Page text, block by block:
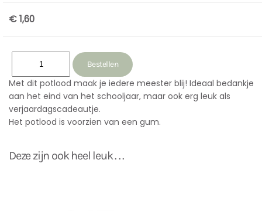
€ 1,60
Met dit potlood maak je iedere meester blij! Ideaal bedankje
aan het eind van het schooljaar, maar ook erg leuk als
verjaardagscadeautje.
Het potlood is voorzien van een gum.
Deze zijn ook heel leuk . . .